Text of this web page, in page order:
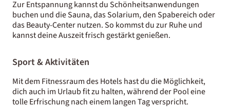
Zur Entspannung kannst du Schönheitsanwendungen
buchen und die Sauna, das Solarium, den Spabereich oder
das Beauty-Center nutzen. So kommst du zur Ruhe und
kannst deine Auszeit frisch gestärkt genießen.
Sport & Aktivitäten
Mit dem Fitnessraum des Hotels hast du die Möglichkeit,
dich auch im Urlaub fit zu halten, während der Pool eine
tolle Erfrischung nach einem langen Tag verspricht.